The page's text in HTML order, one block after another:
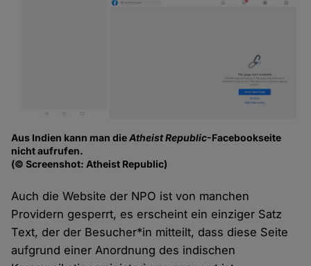
Aus Indien kann man dieAtheist Republic-Facebookseite
nicht aufrufen.
(© Screenshot: Atheist Republic)
Auch die Website der NPO ist von manchen
Providern gesperrt, es erscheint ein einziger Satz
Text, der der Besucher*in mitteilt, dass diese Seite
aufgrund einer Anordnung des indischen